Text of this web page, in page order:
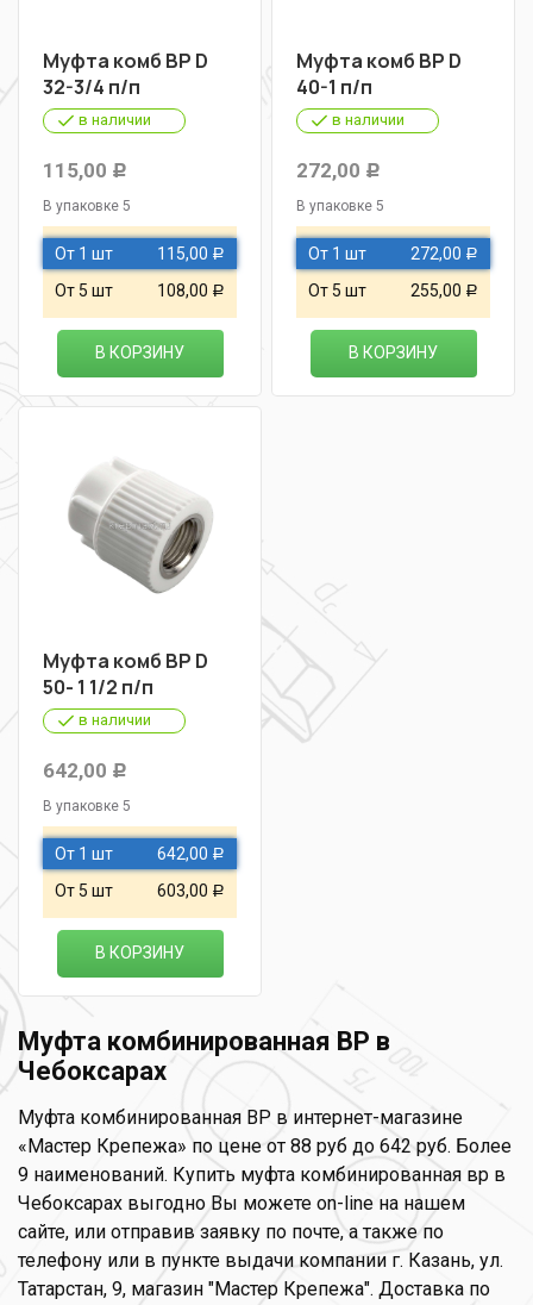
Муфта комб ВР D
32-3/4 п/п
в наличии
115,00 Р
В упаковке 5
От 1 шт 115,00 Р
От 5 шт 108,00 Р
В КОРЗИНУ
Муфта комб ВР D
40-1 п/п
в наличии
272,00 Р
В упаковке 5
От 1 шт 272,00 Р
От 5 шт 255,00 Р
В КОРЗИНУ
Муфта комб ВР D
50- 1 1/2 п/п
в наличии
642,00 Р
В упаковке 5
От 1 шт 642,00 Р
От 5 шт 603,00 Р
В КОРЗИНУ
Муфта комбинированная ВР в
Чебоксарах
Муфта комбинированная ВР в интернет-магазине
«Мастер Крепежа» по цене от 88 руб до 642 руб. Более
9 наименований. Купить муфта комбинированная вр в
Чебоксарах выгодно Вы можете on-line на нашем
сайте, или отправив заявку по почте, а также по
телефону или в пункте выдачи компании г. Казань, ул.
Татарстан, 9, магазин "Мастер Крепежа". Доставка по